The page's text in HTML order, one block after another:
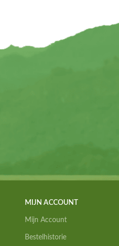
MIJN ACCOUNT
Mijn Account
Bestelhistorie